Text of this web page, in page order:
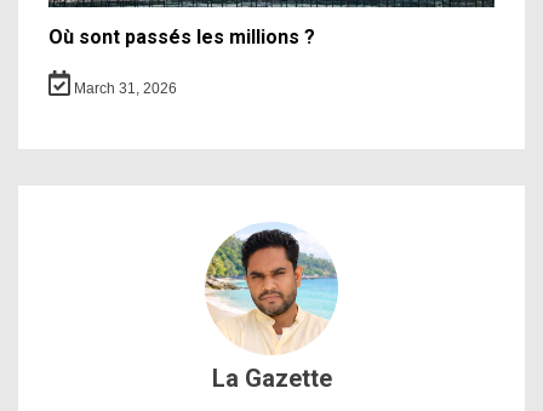
Où sont passés les millions ?
March 31, 2026
La Gazette